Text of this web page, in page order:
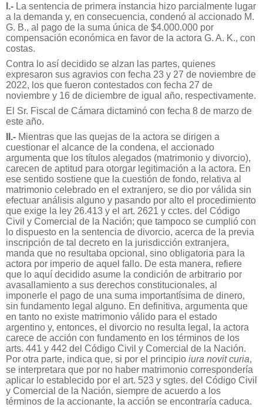
I.- La sentencia de primera instancia hizo parcialmente lugar
a la demanda y, en consecuencia, condenó al accionado M.
G. B., al pago de la suma única de $4.000.000 por
compensación económica en favor de la actora G. A. K., con
costas.
Contra lo así decidido se alzan las partes, quienes
expresaron sus agravios con fecha 23 y 27 de noviembre de
2022, los que fueron contestados con fecha 27 de
noviembre y 16 de diciembre de igual año, respectivamente.
El Sr. Fiscal de Cámara dictaminó con fecha 8 de marzo de
este año.
II.- Mientras que las quejas de la actora se dirigen a
cuestionar el alcance de la condena, el accionado
argumenta que los títulos alegados (matrimonio y divorcio),
carecen de aptitud para otorgar legitimación a la actora. En
ese sentido sostiene que la cuestión de fondo, relativa al
matrimonio celebrado en el extranjero, se dio por válida sin
efectuar análisis alguno y pasando por alto el procedimiento
que exige la ley 26.413 y el art. 2621 y cctes. del Código
Civil y Comercial de la Nación; que tampoco se cumplió con
lo dispuesto en la sentencia de divorcio, acerca de la previa
inscripción de tal decreto en la jurisdicción extranjera,
manda que no resultaba opcional, sino obligatoria para la
actora por imperio de aquel fallo. De esta manera, refiere
que lo aquí decidido asume la condición de arbitrario por
avasallamiento a sus derechos constitucionales, al
imponerle el pago de una suma importantísima de dinero,
sin fundamento legal alguno. En definitiva, argumenta que
en tanto no existe matrimonio válido para el estado
argentino y, entonces, el divorcio no resulta legal, la actora
carece de acción con fundamento en los términos de los
arts. 441 y 442 del Código Civil y Comercial de la Nación.
Por otra parte, indica que, si por el principio iura novit curia,
se interpretara que por no haber matrimonio correspondería
aplicar lo establecido por el art. 523 y sgtes. del Código Civil
y Comercial de la Nación, siempre de acuerdo a los
términos de la accionante, la acción se encontraría caduca.